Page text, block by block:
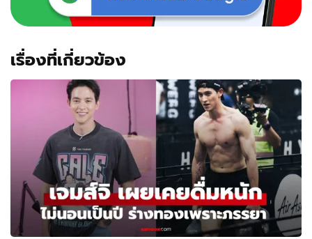
กับ
ยิ้ม
หุบ
เรื่องที่เกี่ยวข้อง